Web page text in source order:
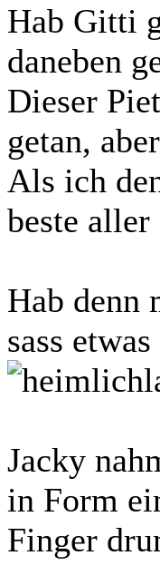
Hab Gitti
daneben
Dieser
getan,
Als ich
beste
Hab denn
sass
Jacky
in Form
Finger